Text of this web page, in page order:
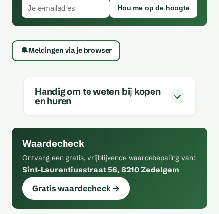
Hou me op de hoogte
🔔Meldingen via je browser
Handig om te weten bij kopen
en huren
Waardecheck
Ontvang een gratis, vrijblijvende waardebepaling van:
Sint-Laurentiusstraat 56, 8210 Zedelgem
Gratis waardecheck →